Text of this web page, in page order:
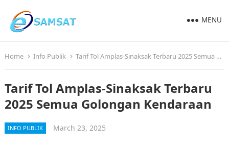
MENU
Home Info Publik Tarif Tol Amplas-Sinaksak Terbaru 2025 Semua Golongan Kendaraan
Tarif Tol Amplas-Sinaksak Terbaru
2025 Semua Golongan Kendaraan
INFO PUBLIK March 23, 2025